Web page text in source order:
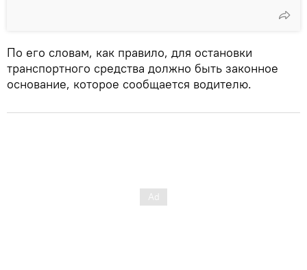
По его словам, как правило, для остановки
транспортного средства должно быть законное
основание, которое сообщается водителю.